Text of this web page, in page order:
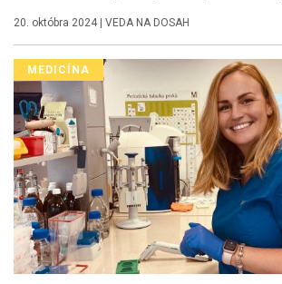
20. októbra 2024 VEDA NA DOSAH
MEDICÍNA